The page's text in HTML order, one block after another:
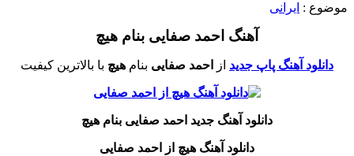
موضوع : ایرانی
آهنگ احمد صفایی بنام هیچ
دانلود آهنگ پاپ جدید از احمد صفایی بنام هیچ با بالاترین کیفیت
دانلود آهنگ جدید احمد صفایی بنام هیچ
دانلود آهنگ هیچ از احمد صفایی